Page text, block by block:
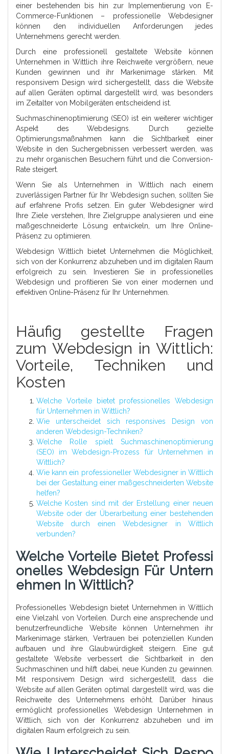
einer bestehenden bis hin zur Implementierung von E-
Commerce-Funktionen – professionelle Webdesigner
können den individuellen Anforderungen jedes
Unternehmens gerecht werden.
Durch eine professionell gestaltete Website können
Unternehmen in Wittlich ihre Reichweite vergrößern, neue
Kunden gewinnen und ihr Markenimage stärken. Mit
responsivem Design wird sichergestellt, dass die Website
auf allen Geräten optimal dargestellt wird, was besonders
im Zeitalter von Mobilgeräten entscheidend ist.
Suchmaschinenoptimierung (SEO) ist ein weiterer wichtiger
Aspekt des Webdesigns. Durch gezielte
Optimierungsmaßnahmen kann die Sichtbarkeit einer
Website in den Suchergebnissen verbessert werden, was
zu mehr organischen Besuchern führt und die Conversion-
Rate steigert.
Wenn Sie als Unternehmen in Wittlich nach einem
zuverlässigen Partner für Ihr Webdesign suchen, sollten Sie
auf erfahrene Profis setzen. Ein guter Webdesigner wird
Ihre Ziele verstehen, Ihre Zielgruppe analysieren und eine
maßgeschneiderte Lösung entwickeln, um Ihre Online-
Präsenz zu optimieren.
Webdesign Wittlich bietet Unternehmen die Möglichkeit,
sich von der Konkurrenz abzuheben und im digitalen Raum
erfolgreich zu sein. Investieren Sie in professionelles
Webdesign und profitieren Sie von einer modernen und
effektiven Online-Präsenz für Ihr Unternehmen.
Häufig gestellte Fragen
zum Webdesign in Wittlich:
Vorteile, Techniken und
Kosten
Welche Vorteile bietet professionelles Webdesign
für Unternehmen in Wittlich?
Wie unterscheidet sich responsives Design von
anderen Webdesign-Techniken?
Welche Rolle spielt Suchmaschinenoptimierung
(SEO) im Webdesign-Prozess für Unternehmen in
Wittlich?
Wie kann ein professioneller Webdesigner in Wittlich
bei der Gestaltung einer maßgeschneiderten Website
helfen?
Welche Kosten sind mit der Erstellung einer neuen
Website oder der Überarbeitung einer bestehenden
Website durch einen Webdesigner in Wittlich
verbunden?
Welche Vorteile Bietet Professi
Onelles Webdesign Für Untern
Ehmen In Wittlich?
Professionelles Webdesign bietet Unternehmen in Wittlich
eine Vielzahl von Vorteilen. Durch eine ansprechende und
benutzerfreundliche Website können Unternehmen ihr
Markenimage stärken, Vertrauen bei potenziellen Kunden
aufbauen und ihre Glaubwürdigkeit steigern. Eine gut
gestaltete Website verbessert die Sichtbarkeit in den
Suchmaschinen und hilft dabei, neue Kunden zu gewinnen.
Mit responsivem Design wird sichergestellt, dass die
Website auf allen Geräten optimal dargestellt wird, was die
Reichweite des Unternehmens erhöht. Darüber hinaus
ermöglicht professionelles Webdesign Unternehmen in
Wittlich, sich von der Konkurrenz abzuheben und im
digitalen Raum erfolgreich zu sein.